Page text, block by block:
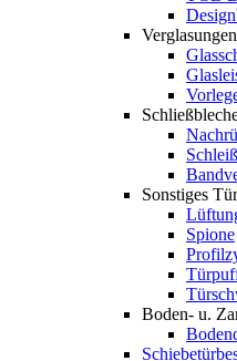
Verglasungen
Sonstiges
Spione
Boden- u.